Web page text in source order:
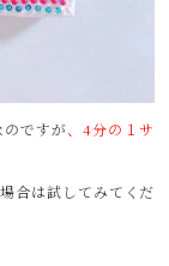
ですが、4分の１サ
合は試してみてくだ